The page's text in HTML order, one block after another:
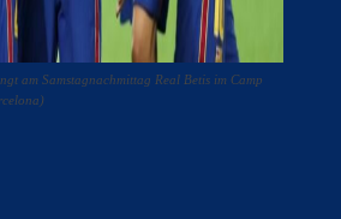
am Samstagnachmittag Real Betis im Camp